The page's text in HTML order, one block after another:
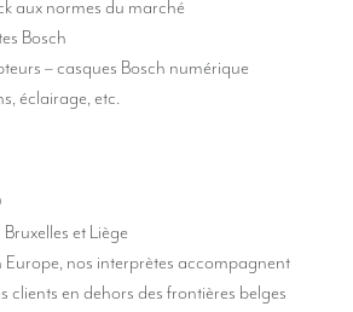
aux normes du marché
Bosch
– casques Bosch numérique
éclairage, etc.
et Liège
nos interprètes accompagnent
clients en dehors des frontières belges